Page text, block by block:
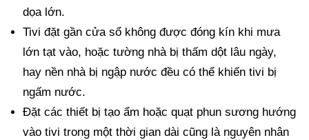
dọa lớn.
Tivi đặt gần cửa sổ không được đóng kín khi mưa
lớn tạt vào, hoặc tường nhà bị thấm dột lâu ngày,
hay nền nhà bị ngập nước đều có thể khiến tivi bị
ngấm nước.
Đặt các thiết bị tạo ẩm hoặc quạt phun sương hướng
vào tivi trong một thời gian dài cũng là nguyên nhân